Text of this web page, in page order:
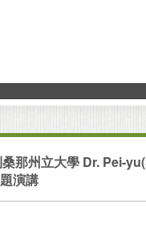
那州立大學 Dr. Pei-
演講